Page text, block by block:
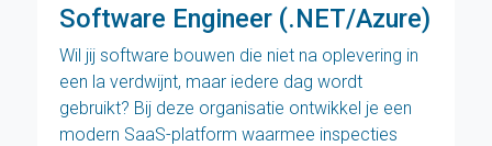
Software Engineer (.NET/Azure)
Wil jij software bouwen die niet na oplevering in
een la verdwijnt, maar iedere dag wordt
gebruikt? Bij deze organisatie ontwikkel je een
modern SaaS-platform waarmee inspecties